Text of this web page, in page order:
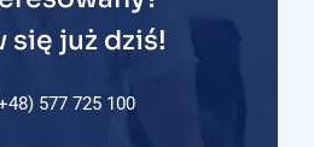
się już dziś!
577 725 100